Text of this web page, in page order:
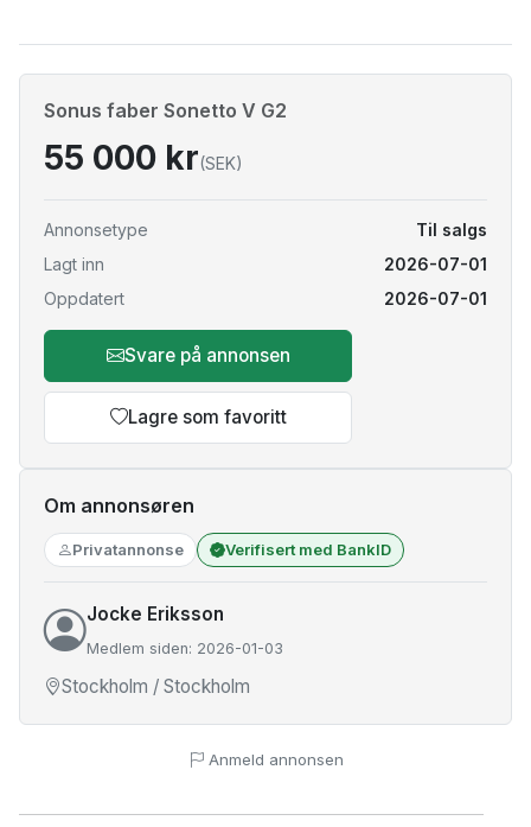
Sonus faber Sonetto V G2
55 000 kr(SEK)
Annonsetype
Til salgs
Lagt inn
2026-07-01
Oppdatert
2026-07-01
Svare på annonsen
Lagre som favoritt
Om annonsøren
Privatannonse Verifisert med BankID
Jocke Eriksson
Medlem siden: 2026-01-03
Stockholm / Stockholm
Anmeld annonsen